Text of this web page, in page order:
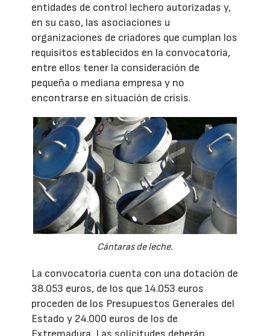
entidades de control lechero autorizadas y,
en su caso, las asociaciones u
organizaciones de criadores que cumplan los
requisitos establecidos en la convocatoria,
entre ellos tener la consideración de
pequeña o mediana empresa y no
encontrarse en situación de crisis.
Cántaras de leche.
La convocatoria cuenta con una dotación de
38.053 euros, de los que 14.053 euros
proceden de los Presupuestos Generales del
Estado y 24.000 euros de los de